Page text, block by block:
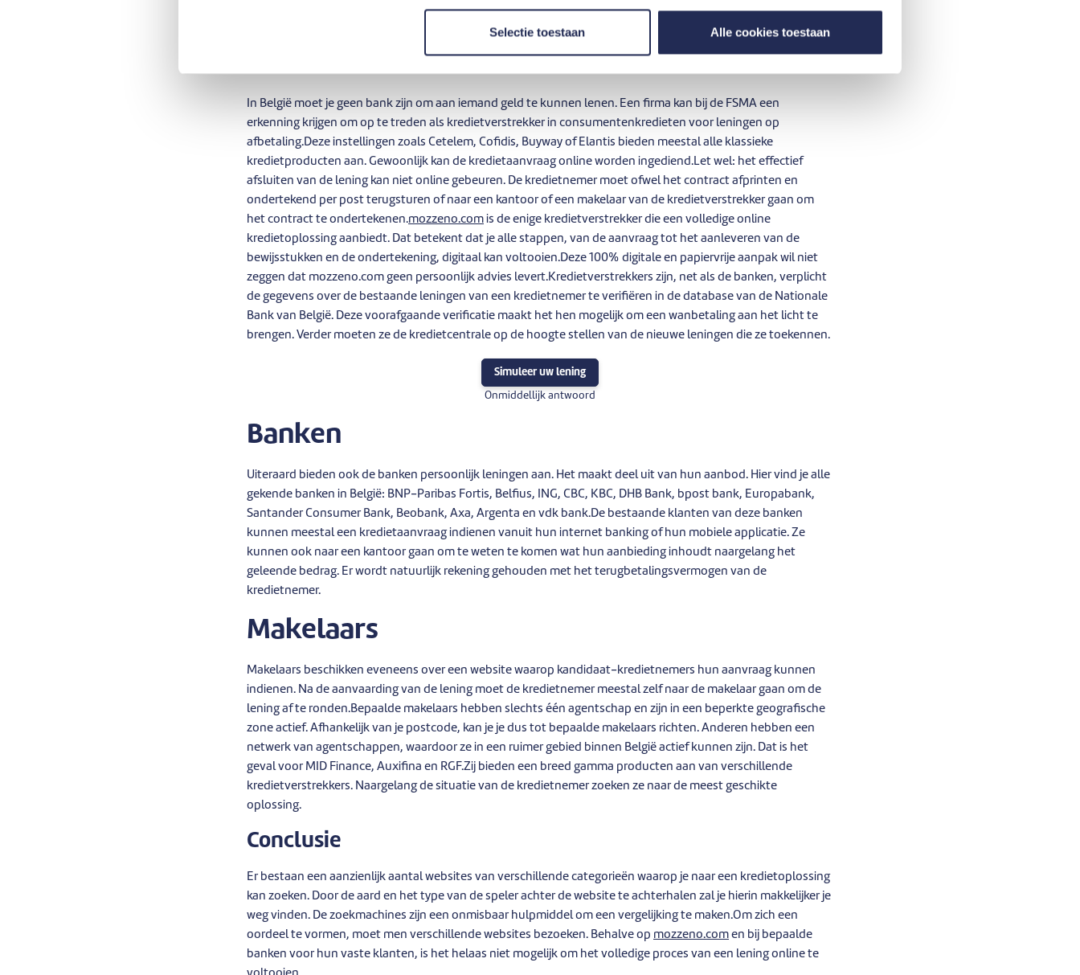
Selectie toestaan Alle cookies toestaan
Kredietverstrekkers
In België moet je geen bank zijn om aan iemand geld te kunnen lenen. Een firma kan bij de FSMA een
erkenning krijgen om op te treden als kredietverstrekker in consumentenkredieten voor leningen op
afbetaling.Deze instellingen zoals Cetelem, Cofidis, Buyway of Elantis bieden meestal alle klassieke
kredietproducten aan. Gewoonlijk kan de kredietaanvraag online worden ingediend.Let wel: het effectief
afsluiten van de lening kan niet online gebeuren. De kredietnemer moet ofwel het contract afprinten en
ondertekend per post terugsturen of naar een kantoor of een makelaar van de kredietverstrekker gaan om
het contract te ondertekenen.mozzeno.com is de enige kredietverstrekker die een volledige online
kredietoplossing aanbiedt. Dat betekent dat je alle stappen, van de aanvraag tot het aanleveren van de
bewijsstukken en de ondertekening, digitaal kan voltooien.Deze 100% digitale en papiervrije aanpak wil niet
zeggen dat mozzeno.com geen persoonlijk advies levert.Kredietverstrekkers zijn, net als de banken, verplicht
de gegevens over de bestaande leningen van een kredietnemer te verifiëren in de database van de Nationale
Bank van België. Deze voorafgaande verificatie maakt het hen mogelijk om een wanbetaling aan het licht te
brengen. Verder moeten ze de kredietcentrale op de hoogte stellen van de nieuwe leningen die ze toekennen.
Simuleer uw lening
Onmiddellijk antwoord
Banken
Uiteraard bieden ook de banken persoonlijk leningen aan. Het maakt deel uit van hun aanbod. Hier vind je alle
gekende banken in België: BNP-Paribas Fortis, Belfius, ING, CBC, KBC, DHB Bank, bpost bank, Europabank,
Santander Consumer Bank, Beobank, Axa, Argenta en vdk bank.De bestaande klanten van deze banken
kunnen meestal een kredietaanvraag indienen vanuit hun internet banking of hun mobiele applicatie. Ze
kunnen ook naar een kantoor gaan om te weten te komen wat hun aanbieding inhoudt naargelang het
geleende bedrag. Er wordt natuurlijk rekening gehouden met het terugbetalingsvermogen van de
kredietnemer.
Makelaars
Makelaars beschikken eveneens over een website waarop kandidaat-kredietnemers hun aanvraag kunnen
indienen. Na de aanvaarding van de lening moet de kredietnemer meestal zelf naar de makelaar gaan om de
lening af te ronden.Bepaalde makelaars hebben slechts één agentschap en zijn in een beperkte geografische
zone actief. Afhankelijk van je postcode, kan je je dus tot bepaalde makelaars richten. Anderen hebben een
netwerk van agentschappen, waardoor ze in een ruimer gebied binnen België actief kunnen zijn. Dat is het
geval voor MID Finance, Auxifina en RGF.Zij bieden een breed gamma producten aan van verschillende
kredietverstrekkers. Naargelang de situatie van de kredietnemer zoeken ze naar de meest geschikte
oplossing.
Conclusie
Er bestaan een aanzienlijk aantal websites van verschillende categorieën waarop je naar een kredietoplossing
kan zoeken. Door de aard en het type van de speler achter de website te achterhalen zal je hierin makkelijker je
weg vinden. De zoekmachines zijn een onmisbaar hulpmiddel om een vergelijking te maken.Om zich een
oordeel te vormen, moet men verschillende websites bezoeken. Behalve op mozzeno.com en bij bepaalde
banken voor hun vaste klanten, is het helaas niet mogelijk om het volledige proces van een lening online te